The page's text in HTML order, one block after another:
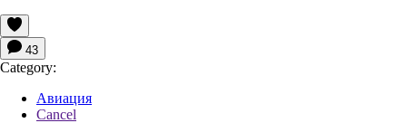
43
Category:
Авиация
Cancel